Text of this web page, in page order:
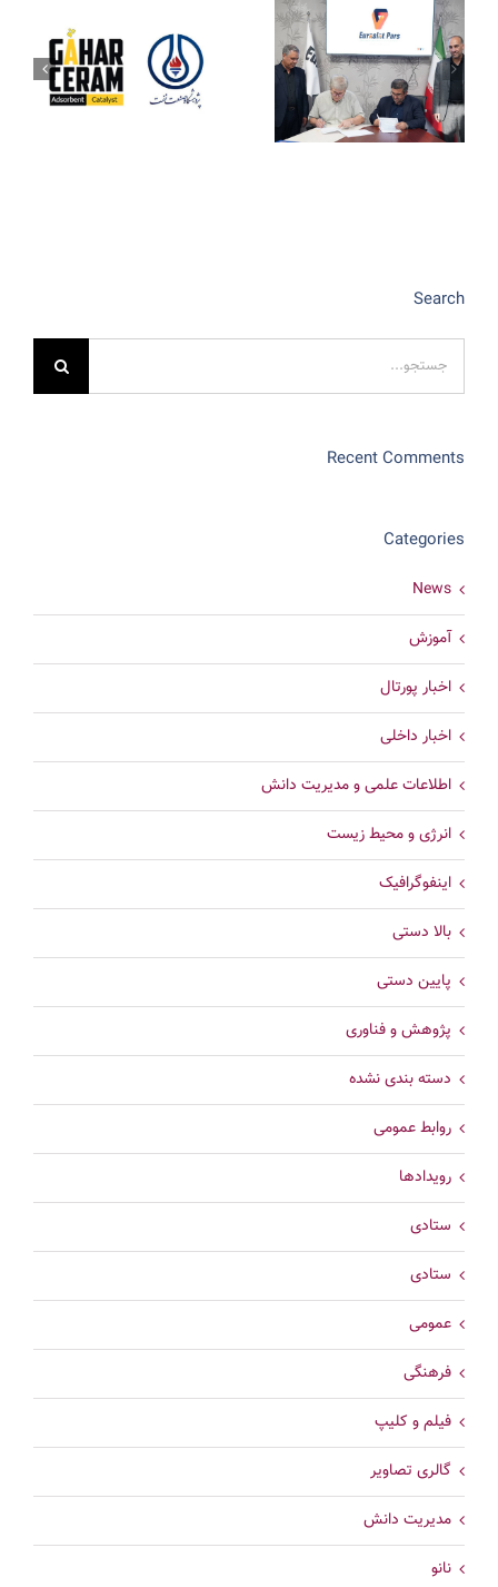
Search
برای:
Recent Comments
Categories
News
آموزش
اخبار پورتال
اخبار داخلی
اطلاعات علمی و مدیریت دانش
انرژی و محیط زیست
اینفوگرافیک
بالا دستی
پایین دستی
پژوهش و فناوری
دسته بندی نشده
روابط عمومی
رویدادها
ستادی
ستادی
عمومی
فرهنگی
فیلم و کلیپ
گالری تصاویر
مدیریت دانش
نانو